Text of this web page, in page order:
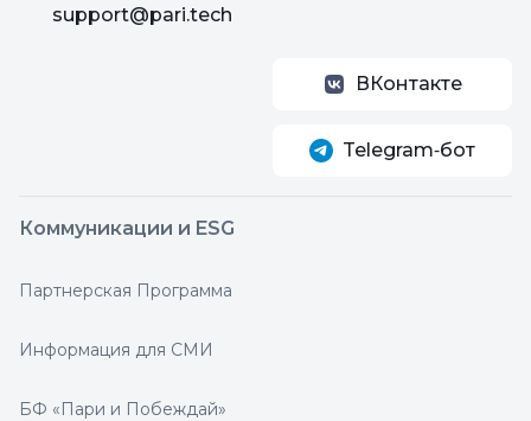
support@pari.tech
ВКонтакте
Telegram‑бот
Коммуникации и ESG
Партнерская Программа
Информация для СМИ
БФ «Пари и Побеждай»